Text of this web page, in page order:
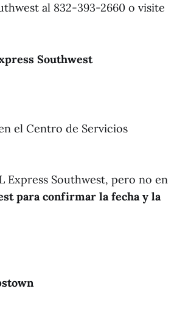
al 832-393-2660 o visite
Southwest
el Centro de Servicios
Express Southwest, pero no en
para confirmar la fecha y la